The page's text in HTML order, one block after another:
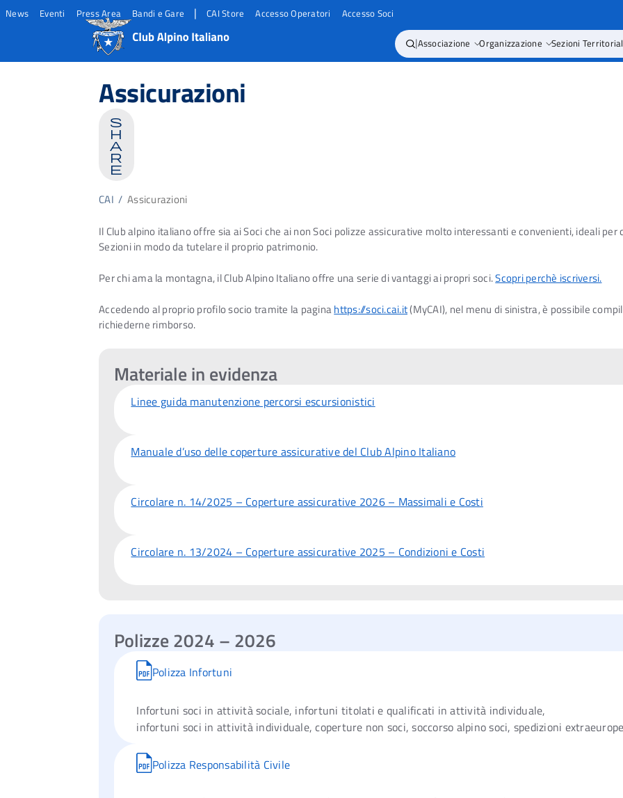
News Eventi Press Area Bandi e Gare | CAI Store Accesso Operatori Accesso Soci
|Associazione Organizzazione Sezioni
Assicurazioni
s
h
a
r
e
CAI / Assicurazioni
Il Club alpino italiano offre sia ai Soci che ai non Soci polizze assicurative molto interessanti e convenienti, ideali
Sezioni in modo da tutelare il proprio patrimonio.
Per chi ama la montagna, il Club Alpino Italiano offre una serie di vantaggi ai propri soci.Scopri perchè iscriversi.
Accedendo al proprio profilo socio tramite la paginahttps://soci.cai.it(MyCAI), nel menu di sinistra, è possibile
richiederne rimborso.
Materiale in evidenza
Linee guida manutenzione percorsi escursionistici
Manuale d’uso delle coperture assicurative del Club Alpino Italiano
Circolare n. 14/2025 – Coperture assicurative 2026 – Massimali e Costi
Circolare n. 13/2024 – Coperture assicurative 2025 – Condizioni e Costi
Polizze 2024 – 2026
Polizza Infortuni
Infortuni soci in attività sociale, infortuni titolati e qualificati in attività individuale,
infortuni soci in attività individuale, coperture non soci, soccorso alpino soci, spedizioni
Polizza Responsabilità Civile